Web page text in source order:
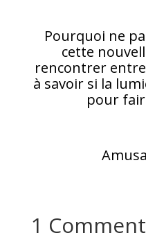
Pourquoi ne
cette
rencontrer
à savoir si la
pour
1